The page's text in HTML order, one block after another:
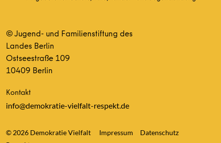
© Jugend- und Familienstiftung des
Landes Berlin
Ostseestraße 109
10409 Berlin
Kontakt
info@demokratie-vielfalt-respekt.de
© 2026 Demokratie Vielfalt
Impressum
Datenschutz